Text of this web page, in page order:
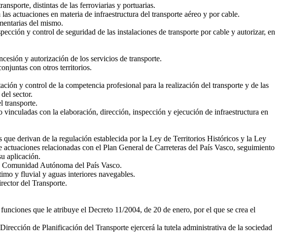
distintas de las ferroviarias y portuarias.
actuaciones en materia de infraestructura del transporte aéreo y por cable.
del mismo.
y control de seguridad de las instalaciones de transporte por cable y autorizar, en
y autorización de los servicios de transporte.
con otros territorios.
y control de la competencia profesional para la realización del transporte y de las
sector.
transporte.
con la elaboración, dirección, inspección y ejecución de infraestructura en
derivan de la regulación establecida por la Ley de Territorios Históricos y la Ley
relacionadas con el Plan General de Carreteras del País Vasco, seguimiento
aplicación.
Autónoma del País Vasco.
y fluvial y aguas interiores navegables.
del Transporte.
que le atribuye el Decreto 11/2004, de 20 de enero, por el que se crea el
de Planificación del Transporte ejercerá la tutela administrativa de la sociedad